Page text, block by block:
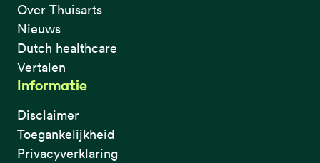
Over Thuisarts
Nieuws
Dutch healthcare
Vertalen
Informatie
Disclaimer
Toegankelijkheid
Privacyverklaring